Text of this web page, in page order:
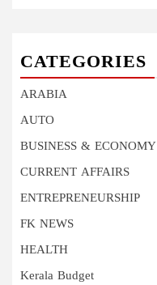
CATEGORIES
ARABIA
AUTO
BUSINESS & ECONOMY
CURRENT AFFAIRS
ENTREPRENEURSHIP
FK NEWS
HEALTH
Kerala Budget